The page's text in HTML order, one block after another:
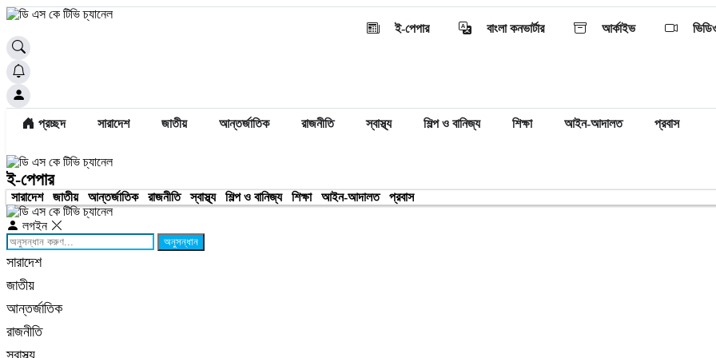
ই-পেপার বাংলা কনভার্টার আর্কাইভ
প্রচ্ছদ সারাদেশ জাতীয় আন্তর্জাতিক রাজনীতি স্বাস্থ্য শিল্প ও বানিজ্য শিক্ষা আইন-আদালত প্রবাস
ই-পেপার
সারাদেশ জাতীয় আন্তর্জাতিক রাজনীতি স্বাস্থ্য শিল্প ও বানিজ্য শিক্ষা আইন-আদালত প্রবাস
লগইন
অনুসন্ধান
সারাদেশ
জাতীয়
আন্তর্জাতিক
রাজনীতি
স্বাস্থ্য